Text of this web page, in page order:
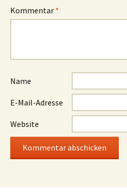
Kommentar *
Name
E-Mail-Adresse
Website